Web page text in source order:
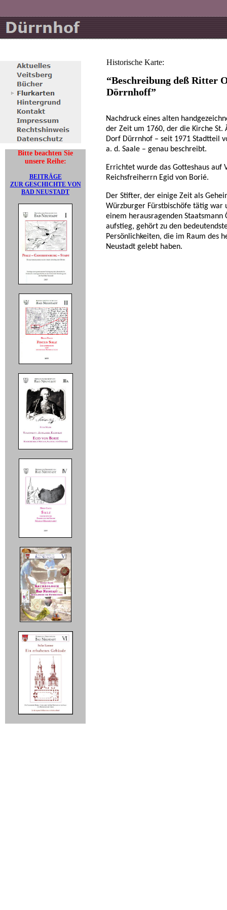
Bitte beachten Sie
unsere Reihe:
BEITRÄGE
ZUR GESCHICHTE VON
BAD NEUSTADT
Historische Karte:
“Beschreibung deß Ritter
Dörrnhoff”
Nachdruck eines alten
der Zeit um 1760, der die Kirche St.
Dorf Dürrnhof – seit 1971 Stadtteil
a. d. Saale – genau beschreibt.
Errichtet wurde das Gotteshaus auf
Reichsfreiherrn Egid von Borié.
Der Stifter, der einige Zeit als
Würzburger Fürstbischöfe tätig war
einem herausragenden Staatsmann
aufstieg, gehört zu den
Persönlichkeiten, die im Raum des
Neustadt gelebt haben.